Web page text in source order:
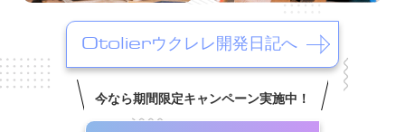
Otolierウクレレ開発日記へ
今なら期間限定キャンペーン実施中！